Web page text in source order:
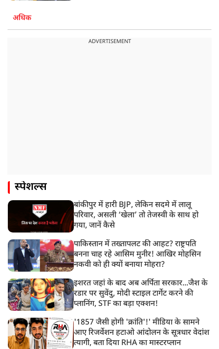
अधिक
ADVERTISEMENT
स्पेशल्स
बांकीपुर में हारी BJP, लेकिन सदमे में लालू
परिवार, असली ‘खेला’ तो तेजस्वी के साथ हो
गया, जानें कैसे
पाकिस्तान में तख्तापलट की आहट? राष्ट्रपति
बनना चाह रहे आसिम मुनीर! आखिर मोहसिन
नकवी को ही क्यों बनाया मोहरा?
इशरत जहां के बाद अब अर्पिता सरकार...जैश के
रडार पर सुवेंदु, मोदी स्टाइल टार्गेट करने की
प्लानिंग, STF का बड़ा एक्शन!
'1857 जैसी होगी 'क्रांति'!' मीडिया के सामने
आए रिजर्वेशन हटाओ आंदोलन के सूत्रधार वेदांश
त्यागी, बता दिया RHA का मास्टरप्लान